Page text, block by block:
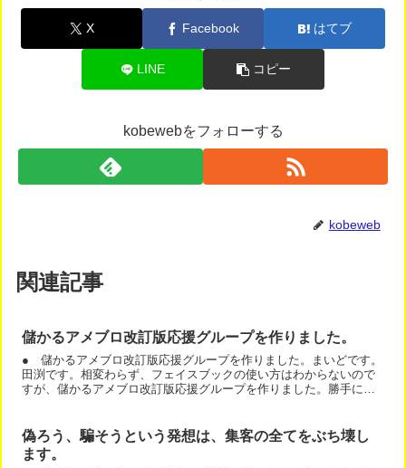
X Facebook はてブ
LINE コピー
kobewebをフォローする
kobeweb
関連記事
儲かるアメブロ改訂版応援グループを作りました。
● 儲かるアメブロ改訂版応援グループを作りました。まいどです。
田渕です。相変わらず、フェイスブックの使い方はわからないので
すが、儲かるアメブロ改訂版応援グループを作りました。勝手にグ
偽ろう、騙そうという発想は、集客の全てをぶち壊し
ます。